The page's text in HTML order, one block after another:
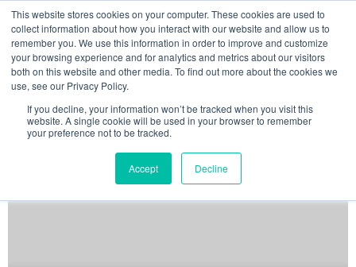
This website stores cookies on your computer. These cookies are used to
collect information about how you interact with our website and allow us to
remember you. We use this information in order to improve and customize
your browsing experience and for analytics and metrics about our visitors
both on this website and other media. To find out more about the cookies we
use, see our Privacy Policy.
If you decline, your information won’t be tracked when you visit this
website. A single cookie will be used in your browser to remember
your preference not to be tracked.
Accept Decline
Vai
contenuto
07/08/2026
LinkedinFacebook
X TelegramWhatsappMastodon
INIZIATIVE ASTORRI